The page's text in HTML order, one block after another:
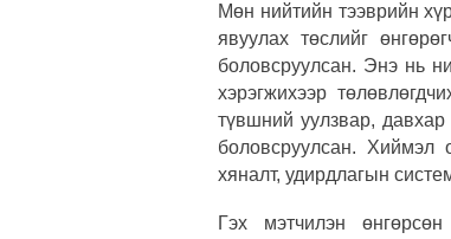
Мөн нийтийн тээврийн
явуулах төслийг
боловсруулсан. Энэ нь
хэрэгжихээр
түвшний уулзвар, давхар
боловсруулсан.
хяналт, удирдлагын
Гэх мэтчилэн